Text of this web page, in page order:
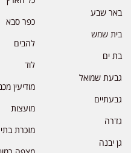
באר שבע
בית שמש
בת ים
גבעת שמואל
גבעתיים
גדרה
גן יבנה
כפר סבא
להבים
לוד
מודיעין
מועצות
מזכרת